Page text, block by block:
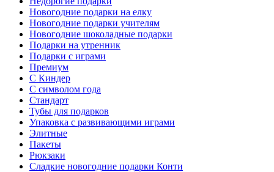
Новогодние подарки на елку
Новогодние подарки учителям
Новогодние шоколадные подарки
Подарки на утренник
Подарки с играми
Премиум
С Киндер
С символом года
Стандарт
Тубы для подарков
Упаковка с развивающими играми
Элитные
Пакеты
Рюкзаки
Сладкие новогодние подарки Конти